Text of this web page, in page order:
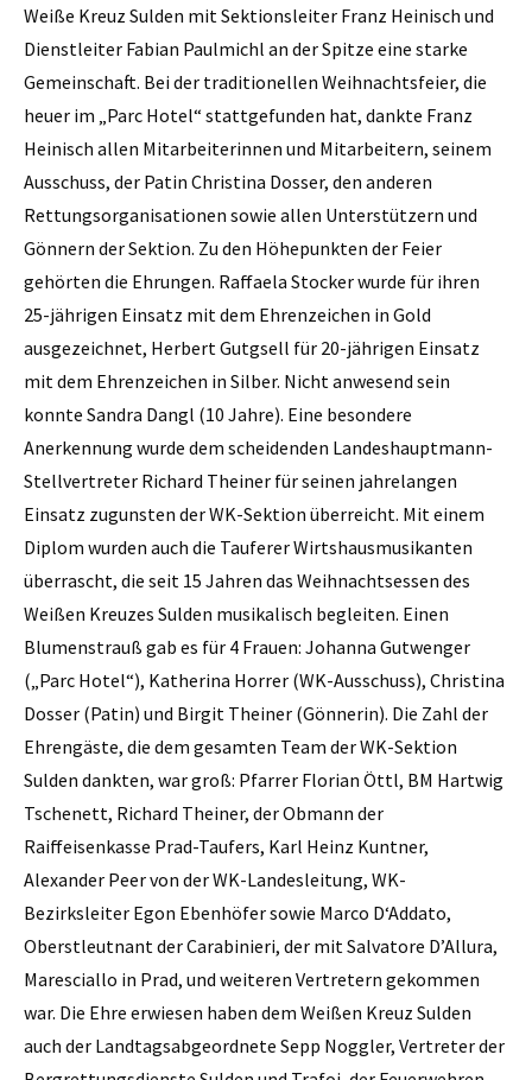
Weiße Kreuz Sulden mit Sektionsleiter Franz Heinisch und
Dienstleiter Fabian Paulmichl an der Spitze eine starke
Gemeinschaft. Bei der traditionellen Weihnachtsfeier, die
heuer im „Parc Hotel“ stattgefunden hat, dankte Franz
Heinisch allen Mitarbeiterinnen und Mitarbeitern, seinem
Ausschuss, der Patin Christina Dosser, den anderen
Rettungsorganisationen sowie allen Unterstützern und
Gönnern der Sektion. Zu den Höhepunkten der Feier
gehörten die Ehrungen. Raffaela Stocker wurde für ihren
25-jährigen Einsatz mit dem Ehrenzeichen in Gold
ausgezeichnet, Herbert Gutgsell für 20-jährigen Einsatz
mit dem Ehrenzeichen in Silber. Nicht anwesend sein
konnte Sandra Dangl (10 Jahre). Eine besondere
Anerkennung wurde dem scheidenden Landeshauptmann-
Stellvertreter Richard Theiner für seinen jahrelangen
Einsatz zugunsten der WK-Sektion überreicht. Mit einem
Diplom wurden auch die Tauferer Wirtshausmusikanten
überrascht, die seit 15 Jahren das Weihnachtsessen des
Weißen Kreuzes Sulden musikalisch begleiten. Einen
Blumenstrauß gab es für 4 Frauen: Johanna Gutwenger
(„Parc Hotel“), Katherina Horrer (WK-Ausschuss), Christina
Dosser (Patin) und Birgit Theiner (Gönnerin). Die Zahl der
Ehrengäste, die dem gesamten Team der WK-Sektion
Sulden dankten, war groß: Pfarrer Florian Öttl, BM Hartwig
Tschenett, Richard Theiner, der Obmann der
Raiffeisenkasse Prad-Taufers, Karl Heinz Kuntner,
Alexander Peer von der WK-Landesleitung, WK-
Bezirksleiter Egon Ebenhöfer sowie Marco D‘Addato,
Oberstleutnant der Carabinieri, der mit Salvatore D’Allura,
Maresciallo in Prad, und weiteren Vertretern gekommen
war. Die Ehre erwiesen haben dem Weißen Kreuz Sulden
auch der Landtagsabgeordnete Sepp Noggler, Vertreter der